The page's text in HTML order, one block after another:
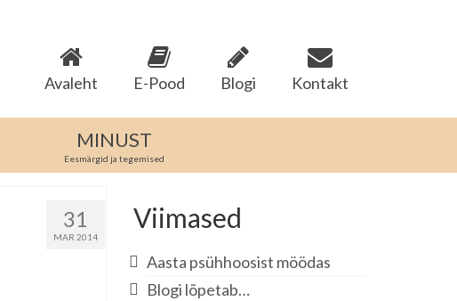
Avaleht E-Pood Blogi Kontakt
MINUST
Eesmärgid ja tegemised
31
MAR 2014
Viimased
Aasta psühhoosist möödas
Blogi lõpetab…